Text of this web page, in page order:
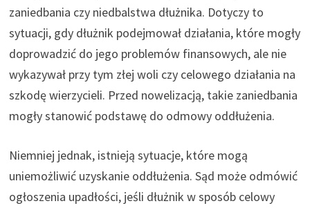
zaniedbania czy niedbalstwa dłużnika. Dotyczy to
sytuacji, gdy dłużnik podejmował działania, które mogły
doprowadzić do jego problemów finansowych, ale nie
wykazywał przy tym złej woli czy celowego działania na
szkodę wierzycieli. Przed nowelizacją, takie zaniedbania
mogły stanowić podstawę do odmowy oddłużenia.
Niemniej jednak, istnieją sytuacje, które mogą
uniemożliwić uzyskanie oddłużenia. Sąd może odmówić
ogłoszenia upadłości, jeśli dłużnik w sposób celowy